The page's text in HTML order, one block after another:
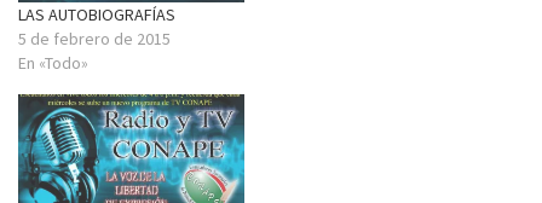
LAS AUTOBIOGRAFÍAS
5 de febrero de 2015
En «Todo»